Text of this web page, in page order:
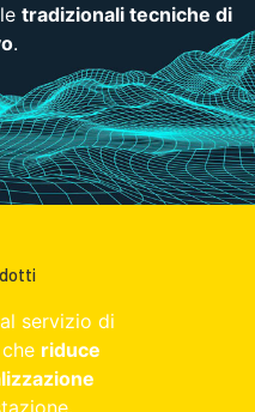
tradizionali tecniche di
.
servizio di
riduce